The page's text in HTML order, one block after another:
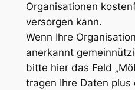
Organisationen
versorgen kann.
Wenn Ihre
anerkannt
bitte hier das Feld
tragen Ihre Daten